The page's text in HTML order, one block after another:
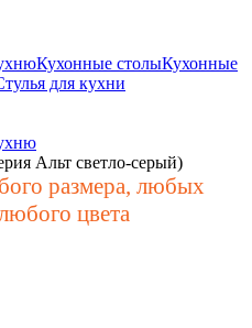
Кухонные столыКухонные
для кухни
Альт светло-серый)
размера, любых
цвета